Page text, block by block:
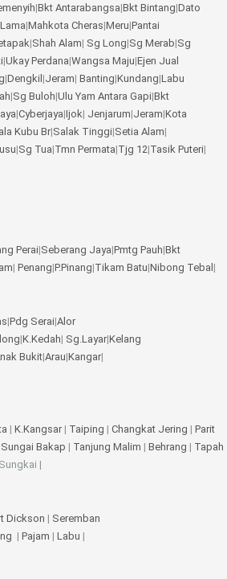
|Bkt Antarabangsa|Bkt Bintang|Dato
|Mahkota Cheras|Meru|Pantai
|Shah Alam| Sg Long|Sg Merab|Sg
|Ukay Perdana|Wangsa Maju|Ejen Jual
|Dengkil|Jeram| Banting|Kundang|Labu
|Sg Buloh|Ulu Yam Antara Gapi|Bkt
|Cyberjaya|Ijok| Jenjarum|Jeram|Kota
Kubu Br|Salak Tinggi|Setia Alam|
|Sg Tua|Tmn Permata|Tjg 12|Tasik Puteri|
Perai|Seberang Jaya|Pmtg Pauh|Bkt
| Penang|P.Pinang|Tikam Batu|Nibong Tebal|
|Pdg Serai|Alor
|K.Kedah| Sg.Layar|Kelang
Bukit|Arau|Kangar|
| K.Kangsar| Taiping | Changkat Jering | Parit
Sungai Bakap | Tanjung Malim | Behrang | Tapah
|
Dickson | Seremban
| Pajam | Labu |